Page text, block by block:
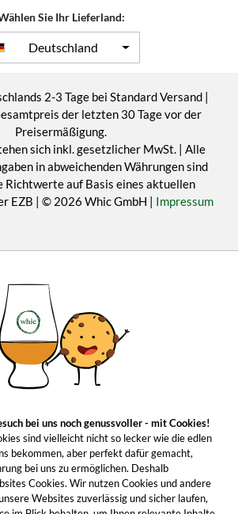
Sie Ihr Lieferland:
Deutschland
2-3 Tage bei Standard Versand |
der letzten 30 Tage vor der
Preisermäßigung.
sich inkl. gesetzlicher MwSt. | Alle
in abweichenden Währungen sind
Richtwerte auf Basis eines aktuellen
EZB | © 2026 Whic GmbH | Impressum
bei uns noch genussvoller - mit Cookies!
sind vielleicht nicht so lecker wie die edlen
bekommen, aber perfekt dafür gemacht,
bei uns zu ermöglichen. Deshalb
Cookies. Wir nutzen Cookies und andere
Websites zuverlässig und sicher laufen,